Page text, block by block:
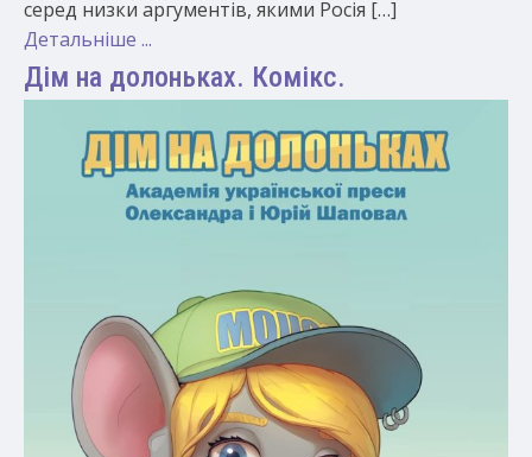
серед низки аргументів, якими Росія […]
Детальніше ...
Дім на долоньках. Комікс.